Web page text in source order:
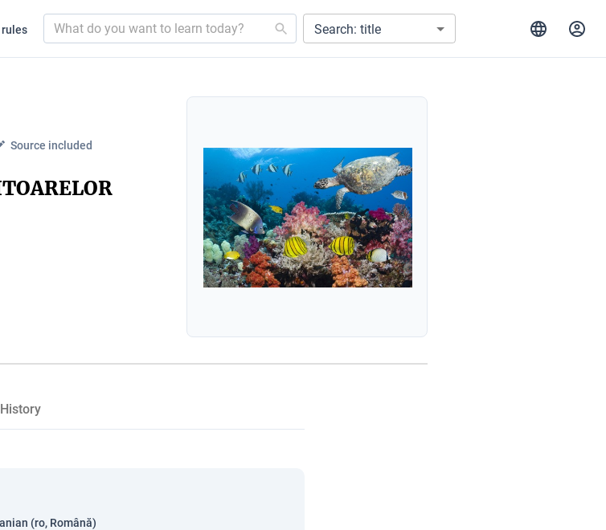
Search: title
Source included
History
(ro, Română)